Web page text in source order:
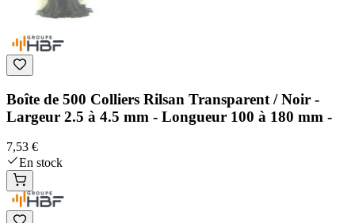
Boîte de 500 Colliers Rilsan Transparent / Noir -
Largeur 2.5 à 4.5 mm - Longueur 100 à 180 mm -
7,53 €
En stock